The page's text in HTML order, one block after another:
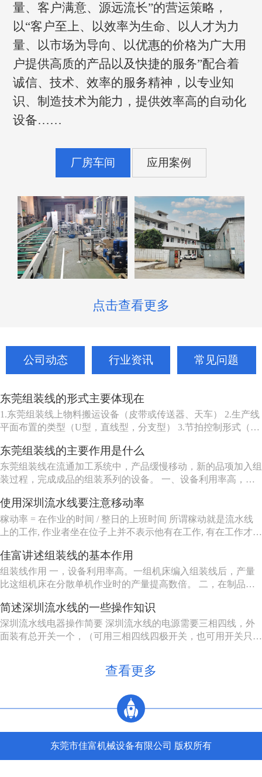
量、客户满意、源远流长”的营运策略，
以“客户至上、以效率为生命、以人才为力
量、以市场为导向、以优惠的价格为广大用
户提供高质的产品以及快捷的服务”配合着
诚信、技术、效率的服务精神，以专业知
识、制造技术为能力，提供效率高的自动化
设备……
厂房车间 应用案例
点击查看更多
公司动态 行业资讯 常见问题
东莞组装线的形式主要体现在
1.东莞组装线上物料搬运设备（皮带或传送器、天车） 2.生产线
平面布置的类型（U型，直线型，分支型） 3.节拍控制形式（机
装线工作站特性（工人可以坐、站、跟着装配线走或随装配线一
起移动等） 6.东莞组装线的长度（几个或许多工人） ...
东莞组装线的主要作用是什么
东莞组装线在流通加工系统中，产品缓慢移动，新的品项加入组
装过程，完成成品的组装系列的设备。 一、设备利用率高，一
提高数倍。 二、在制品减少80%左右。 三、生产能力相对稳
定，自动加工系统由一自或多台机床组成，发生故障时，有降级
运转的能...
使用深圳流水线要注意移动率
稼动率 = 在作业的时间 / 整日的上班时间 所谓稼动就是流水线
上的工作, 作业者坐在位子上并不表示他有在工作, 有在工作才能
能全天对每个作业者进行测量, 所以有种工作抽查的手法来仿真
测量, 其实说穿了就是不时去看作业者在做什么。
佳富讲述组装线的基本作用
组装线作用 一，设备利用率高。一组机床编入组装线后，产量
比这组机床在分散单机作业时的产量提高数倍。 二，在制品减
多台机床组成，发生故障时，有降级运转的能力，物料传送系统
也有自行绕过故障机床的能力。 四，产品质量高。零件在加工
过程中，装卸...
简述深圳流水线的一些操作知识
深圳流水线电器操作简要 深圳流水线的电源需要三相四线，外
面装有总开关一个，（可用三相四线四极开关，也可用开关只控
U, V, W接电动机，3，4接调速电机的F1, F2。5，6...
查看更多
东莞市佳富机械设备有限公司 版权所有